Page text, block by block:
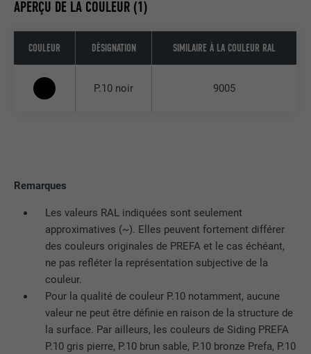
APERÇU DE LA COULEUR (1)
COULEUR DÉSIGNATION SIMILAIRE À LA COULEUR RAL
P.10 noir 9005
Remarques
Les valeurs RAL indiquées sont seulement
approximatives (~). Elles peuvent fortement différer
des couleurs originales de PREFA et le cas échéant,
ne pas refléter la représentation subjective de la
couleur.
Pour la qualité de couleur P.10 notamment, aucune
valeur ne peut être définie en raison de la structure de
la surface. Par ailleurs, les couleurs de Siding PREFA
P.10 gris pierre, P.10 brun sable, P.10 bronze Prefa, P.10
UTILITÉ
Utilisé par YouTube (Google) pour
enregistrer les paramètres utilisateur et
UTILITÉ
l'efficacité de la publicité sur les sites
Internet qui utilisent ses services.
NOM
FOURNISSEUR Pinterest
EXPIRATION 1 an